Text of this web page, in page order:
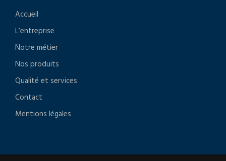
Accueil
L’entreprise
Notre métier
Nos produits
Qualité et services
Contact
Mentions légales